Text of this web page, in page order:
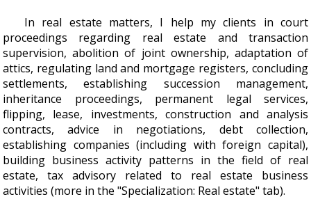
In real estate matters, I help my clients in court
proceedings regarding real estate and transaction
supervision, abolition of joint ownership, adaptation of
attics, regulating land and mortgage registers, concluding
settlements, establishing succession management,
inheritance proceedings, permanent legal services,
flipping, lease, investments, construction and analysis
contracts, advice in negotiations, debt collection,
establishing companies (including with foreign capital),
building business activity patterns in the field of real
estate, tax advisory related to real estate business
activities (more in the "Specialization: Real estate" tab).